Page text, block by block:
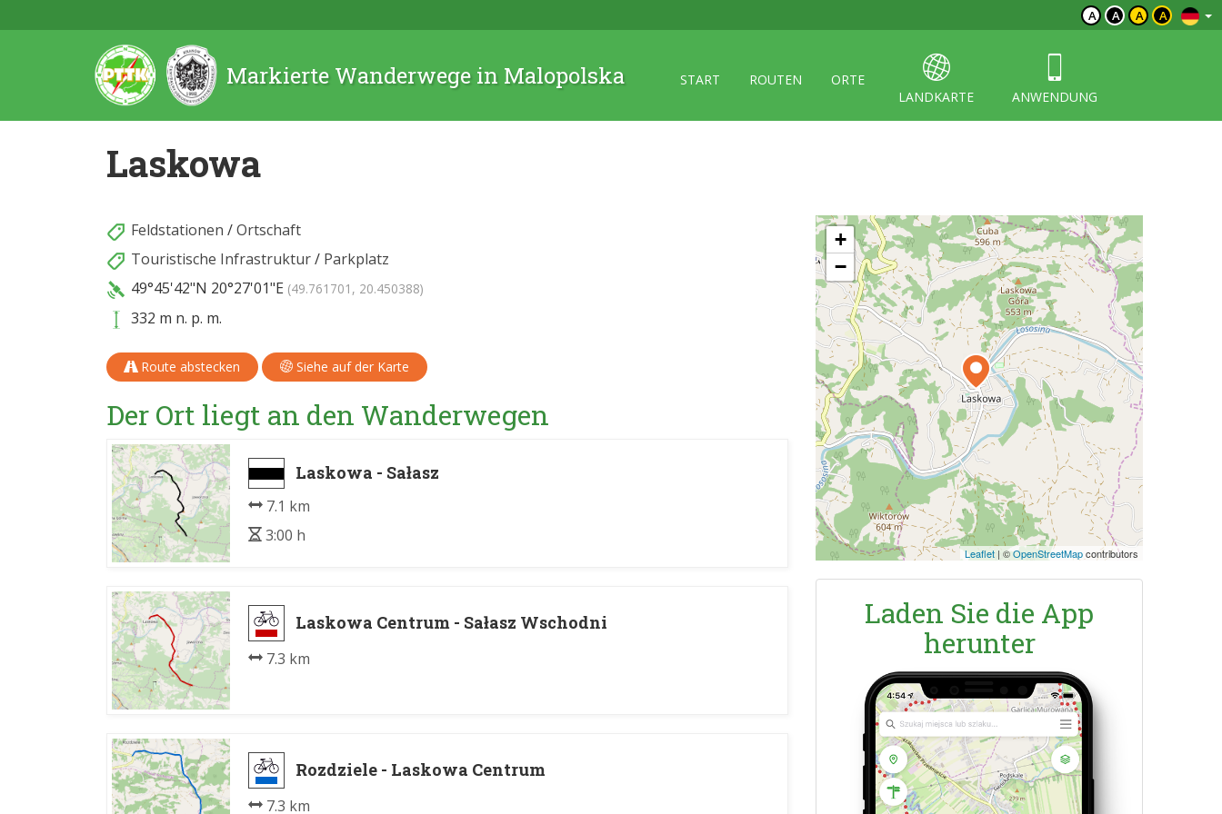
A A A A
Markierte Wanderwege in Malopolska START ROUTEN
ORTE
LANDKARTE
ANWENDUNG
Laskowa
Feldstationen /Ortschaft
Touristische Infrastruktur/ Parkplatz
49°45'42"N 20°27'01"E (49.761701, 20.450388)
332 m n. p. m.
Route abstecken Siehe auf der Karte
Der Ort liegt an den Wanderwegen
Laskowa - Sałasz
7.1 km
3:00 h
Laskowa Centrum - Sałasz Wschodni
7.3 km
Rozdziele - Laskowa Centrum
7.3 km
+
−
Leaflet | ©OpenStreetMapcontributors
Laden Sie die App
herunter